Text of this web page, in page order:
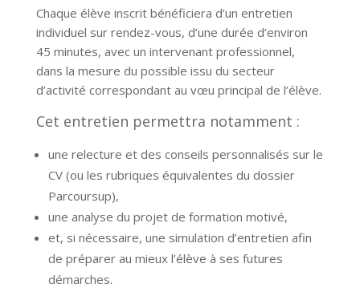
Chaque élève inscrit bénéficiera d’un entretien
individuel sur rendez-vous, d’une durée d’environ
45 minutes, avec un intervenant professionnel,
dans la mesure du possible issu du secteur
d’activité correspondant au vœu principal de l’élève.
Cet entretien permettra notamment :
une relecture et des conseils personnalisés sur le
CV (ou les rubriques équivalentes du dossier
Parcoursup),
une analyse du projet de formation motivé,
et, si nécessaire, une simulation d’entretien afin
de préparer au mieux l’élève à ses futures
démarches.